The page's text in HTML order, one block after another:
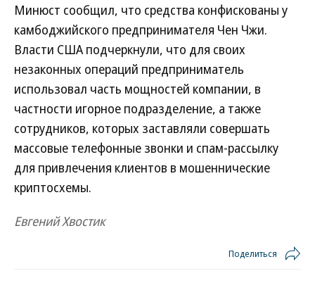
Минюст сообщил, что средства конфискованы у
камбоджийского предпринимателя Чен Чжи.
Власти США подчеркнули, что для своих
незаконных операций предприниматель
использовал часть мощностей компании, в
частности игорное подразделение, а также
сотрудников, которых заставляли совершать
массовые телефонные звонки и спам-рассылку
для привлечения клиентов в мошеннические
криптосхемы.
Евгений Хвостик
Поделиться